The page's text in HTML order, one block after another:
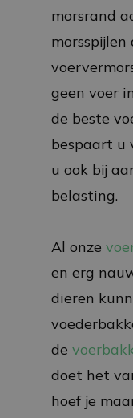
morsrand
geen voer
de beste
bespaart u
u ook bij
belasting.
Al onze
en erg
dieren
de
doet het
hoef je